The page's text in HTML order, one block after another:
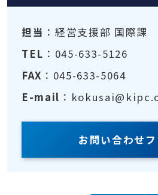
担当 ：経営支援部 国際課
TEL ：045-633-5126
FAX ：045-633-5064
E-mail ：
お問い合わせ